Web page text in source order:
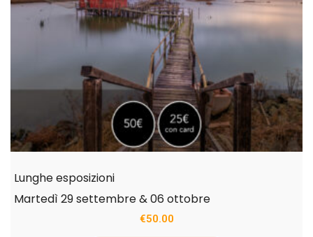
Lunghe esposizioni
Martedì 29 settembre & 06 ottobre
€50.00